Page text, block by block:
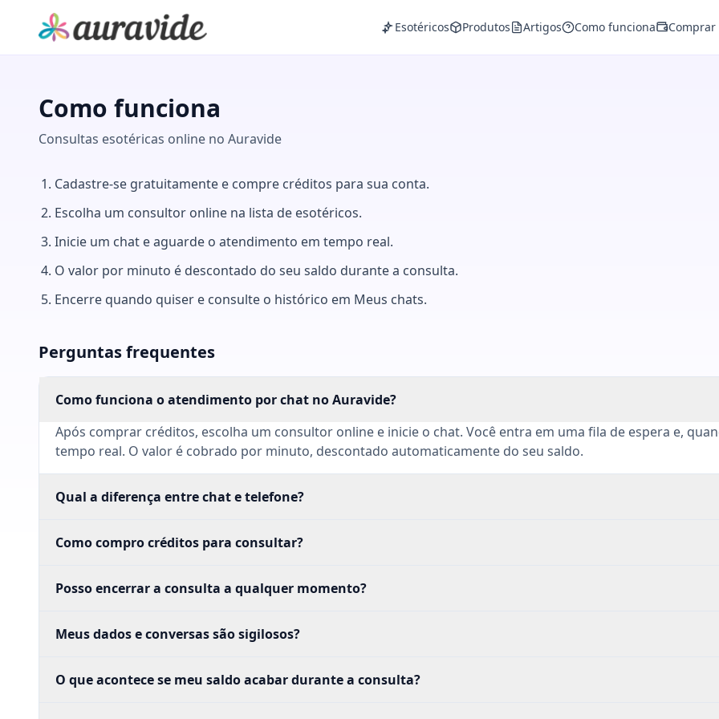
Esotéricos Produtos Artigos Como funciona
Como funciona
Consultas esotéricas online no Auravide
Cadastre-se gratuitamente e compre créditos para sua conta.
Escolha um consultor online na lista de esotéricos.
Inicie um chat e aguarde o atendimento em tempo real.
O valor por minuto é descontado do seu saldo durante a consulta.
Encerre quando quiser e consulte o histórico em Meus chats.
Perguntas frequentes
Como funciona o atendimento por chat no Auravide?
Após comprar créditos, escolha um consultor online e inicie o chat. Você entra em uma fila de espera e,
tempo real. O valor é cobrado por minuto, descontado automaticamente do seu saldo.
Qual a diferença entre chat e telefone?
Como compro créditos para consultar?
Posso encerrar a consulta a qualquer momento?
Meus dados e conversas são sigilosos?
O que acontece se meu saldo acabar durante a consulta?